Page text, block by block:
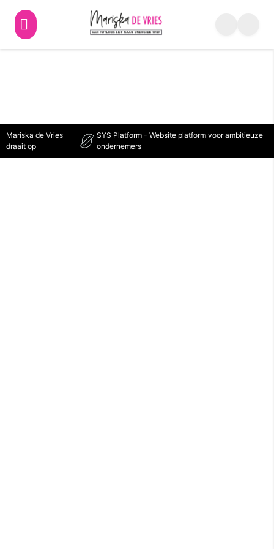
Lunges
Mariska de Vries
draait op
SYS Platform - Website platform voor ambitieuze
ondernemers